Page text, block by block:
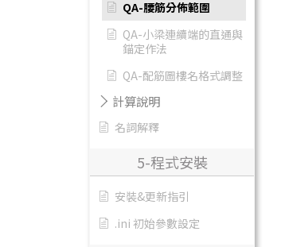
QA-腰筋分佈範圍
QA-小梁連續端的直通與
錨定作法
QA-配筋圖樓名格式調整
計算說明
名詞解釋
5-程式安裝
安裝&更新指引
.ini 初始參數設定